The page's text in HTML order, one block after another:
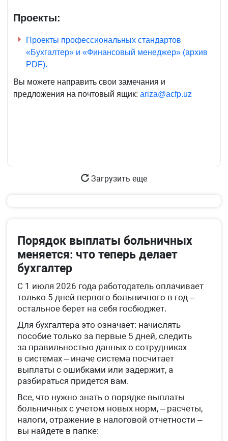
Проекты:
Проекты профессиональных стандартов
«Бухгалтер» и «Финансовый менеджер» (архив
PDF).
Вы можете направить свои замечания и
предложения на почтовый ящик: ariza@acfp.uz
Загрузить еще
Порядок выплаты больничных
меняется: что теперь делает
бухгалтер
С 1 июля 2026 года работодатель оплачивает
только 5 дней первого больничного в год –
остальное берет на себя госбюджет.
Для бухгалтера это означает: начислять
пособие только за первые 5 дней, следить
за правильностью данных о сотрудниках
в системах – иначе система посчитает
выплаты с ошибками или задержит, а
разбираться придется вам.
Все, что нужно знать о порядке выплаты
больничных с учетом новых норм, – расчеты,
налоги, отражение в налоговой отчетности –
вы найдете в папке: